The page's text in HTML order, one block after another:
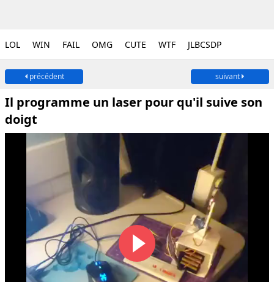
LOL WIN FAIL OMG CUTE WTF JLBCSDP
précédent suivant
Il programme un laser pour qu'il suive son
doigt